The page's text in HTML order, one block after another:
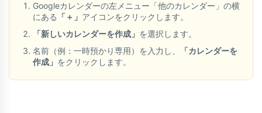
Googleカレンダーの左メニュー「他のカレンダー」の横
にある 「＋」 アイコンをクリックします。
「新しいカレンダーを作成」 を選択します。
名前（例：一時預かり専用）を入力し、
「カレンダーを
作成」 をクリックします。